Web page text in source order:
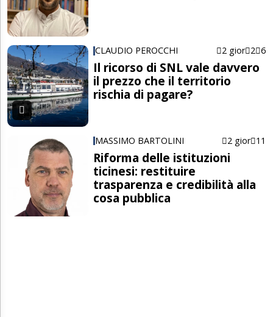
CLAUDIO PEROCCHI 2 gior 2 6
Il ricorso di SNL vale davvero
il prezzo che il territorio
rischia di pagare?
MASSIMO BARTOLINI 2 gior 11
Riforma delle istituzioni
ticinesi: restituire
trasparenza e credibilità alla
cosa pubblica